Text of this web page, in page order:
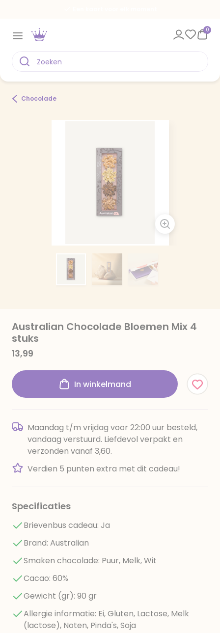
0
Chocolade
Australian Chocolade Bloemen Mix 4
stuks
13,99
In winkelmand
Maandag t/m vrijdag voor 22:00 uur besteld,
vandaag verstuurd. Liefdevol verpakt en
verzonden vanaf 3,60.
Verdien 5 punten extra met dit cadeau!
Specificaties
Brievenbus cadeau: Ja
Brand: Australian
Smaken chocolade: Puur, Melk, Wit
Cacao: 60%
Gewicht (gr): 90 gr
Allergie informatie: Ei, Gluten, Lactose, Melk
(lactose), Noten, Pinda's, Soja